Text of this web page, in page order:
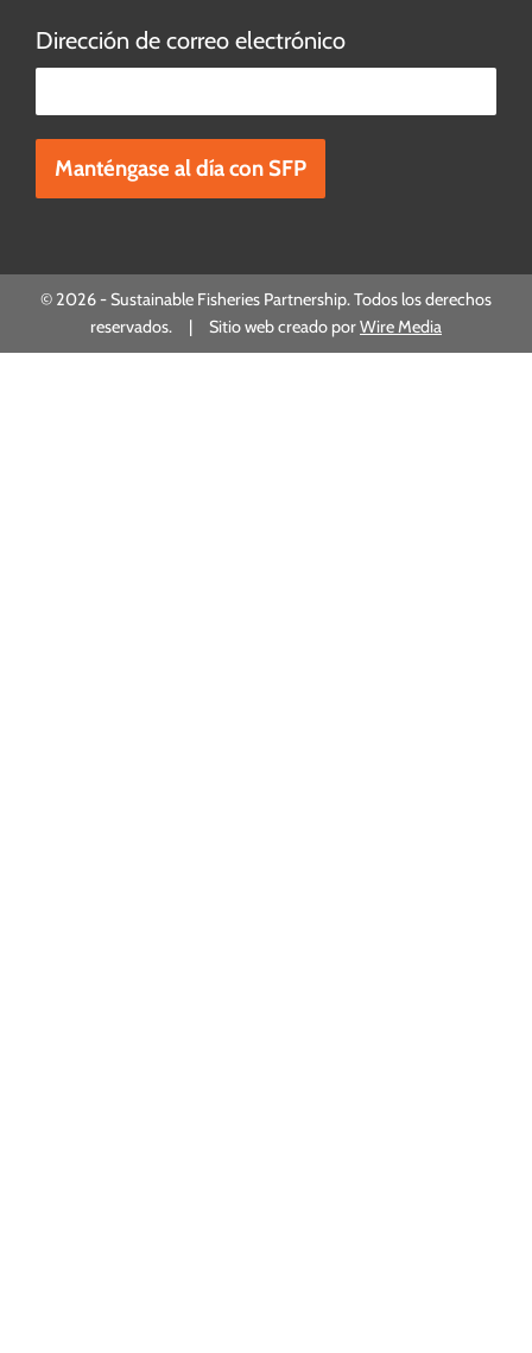
Dirección de correo electrónico
© 2026 - Sustainable Fisheries Partnership. Todos los derechos
reservados. | Sitio web creado porWire Media